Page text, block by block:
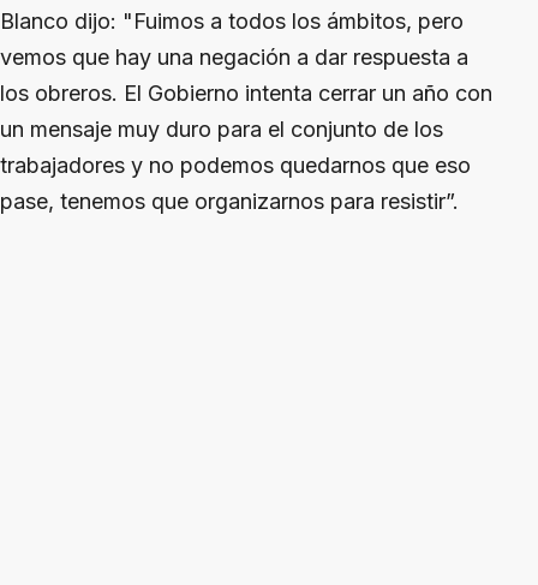
Blanco dijo: "Fuimos a todos los ámbitos, pero
vemos que hay una negación a dar respuesta a
los obreros. El Gobierno intenta cerrar un año con
un mensaje muy duro para el conjunto de los
trabajadores y no podemos quedarnos que eso
pase, tenemos que organizarnos para resistir”.